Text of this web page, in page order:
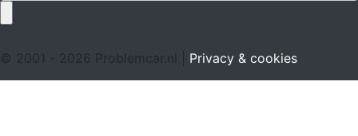
© 2001 - 2026 Problemcar.nl | Privacy & cookies